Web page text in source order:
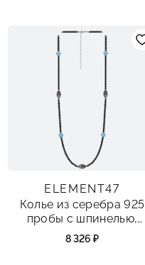
ELEMENT47
Колье из серебра 925
пробы с шпинелью,
лабрадоритами и
8 326 ₽